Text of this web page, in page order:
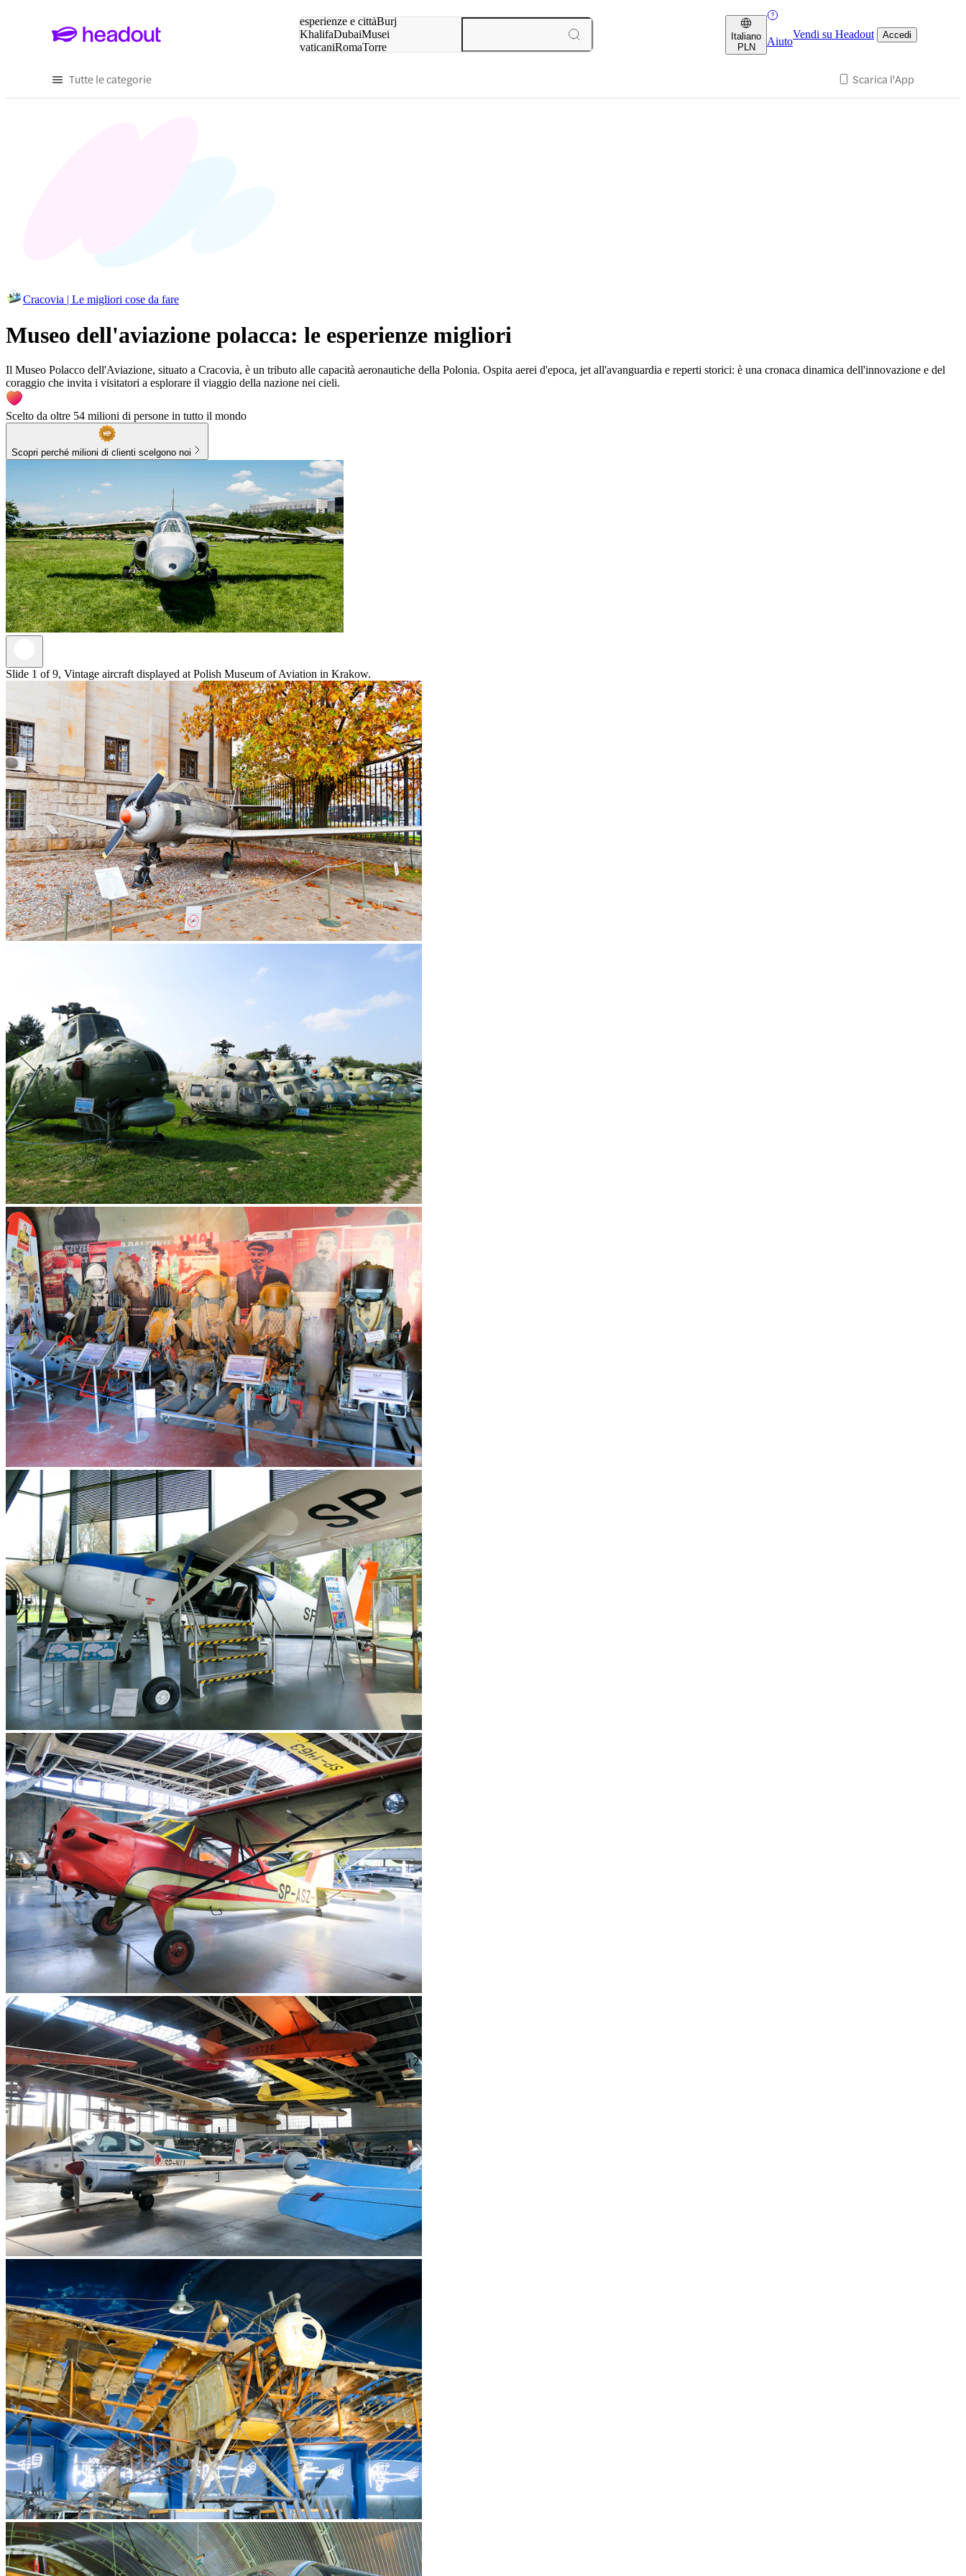
esperienze e cittàBurj
KhalifaDubaiMusei
vaticaniRomaTorre
Italiano
PLN
Aiuto
Vendi su Headout Accedi
Tutte le categorie Scarica l'App
Cracovia | Le migliori cose da fare
Museo dell'aviazione polacca: le esperienze migliori
Il Museo Polacco dell'Aviazione, situato a Cracovia, è un tributo alle capacità aeronautiche della Polonia. Ospita aerei d'epoca, jet all'avanguardia e reperti storici: è una cronaca dinamica dell'innovazione e del
coraggio che invita i visitatori a esplorare il viaggio della nazione nei cieli.
Scelto da oltre 54 milioni di persone in tutto il mondo
Scopri perché milioni di clienti scelgono noi
Slide 1 of 9, Vintage aircraft displayed at Polish Museum of Aviation in Krakow.